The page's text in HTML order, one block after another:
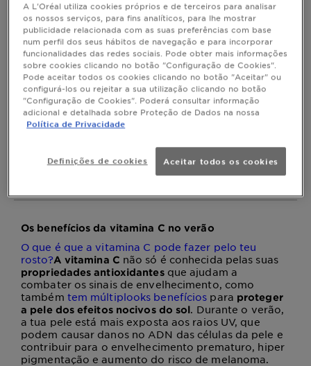
Última atualização abril 09, 2026
O verão está mesmo ao virar da esquina, altura em
que adoras ir para a piscina e para a praia e
aproveitar os raios de sol. No entanto, é também uma
altura para prestar especial atenção àproteção da
pelee aosdanos que os raios UVpodem causar à tua
pele.
Sabias que a vitamina C pode ser a tua aliada perfeita
durante os meses mais quentes do ano? Hoje
como podes incorporar este
ingrediente na tua rotina de cuidados da pelee
porque não deves passar sem ele.
Os benefícios da vitamina C no verão
O que é que a vitamina C pode fazer pelo teu
rosto?A vitamina C não só é conhecida pelas suas
propriedades antioxidantesque ajudam a
combater os sinais de envelhecimento, como
também tem múltiplooks benefícios para proteger
a pele dos efeitos nocivos do sol. Durante o verão,
a tua pele está mais exposta aos raios UV, que
podem causar danos no ADN das células da pele e
contribuir para o envelhecimento prematuro, hiper
pigmentação e aumento do risco de melanoma.
A L'Oréal utiliza cookies próprios e de terceiros para analisar
os nossos serviços, para fins analíticos, para lhe mostrar
publicidade relacionada com as suas preferências com base
num perfil dos seus hábitos de navegação e para incorporar
funcionalidades das redes sociais. Pode obter mais informações
sobre cookies clicando no botão "Configuração de Cookies".
Pode aceitar todos os cookies clicando no botão "Aceitar" ou
configurá-los ou rejeitar a sua utilização clicando no botão
"Configuração de Cookies". Poderá consultar informação
adicional e detalhada sobre Proteção de Dados na nossa
Política de Privacidade
Definições de cookies Aceitar todos os cookies